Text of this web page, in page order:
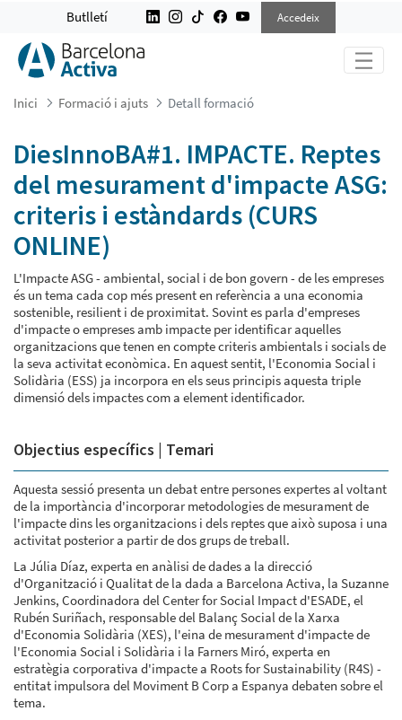
DIESINNOBA#1. IMPACTE. REPTES
Butlletí Accedeix
Inici Formació i ajuts Detall formació
DiesInnoBA#1. IMPACTE. Reptes
del mesurament d'impacte ASG:
criteris i estàndards (CURS
ONLINE)
L'Impacte ASG - ambiental, social i de bon govern - de les empreses
és un tema cada cop més present en referència a una economia
sostenible, resilient i de proximitat. Sovint es parla d'empreses
d'impacte o empreses amb impacte per identificar aquelles
organitzacions que tenen en compte criteris ambientals i socials de
la seva activitat econòmica. En aquest sentit, l'Economia Social i
Solidària (ESS) ja incorpora en els seus principis aquesta triple
dimensió dels impactes com a element identificador.
Objectius específics | Temari
Aquesta sessió presenta un debat entre persones expertes al voltant
de la importància d'incorporar metodologies de mesurament de
l'impacte dins les organitzacions i dels reptes que això suposa i una
activitat posterior a partir de dos grups de treball.
La Júlia Díaz, experta en anàlisi de dades a la direcció
d'Organització i Qualitat de la dada a Barcelona Activa, la Suzanne
Jenkins, Coordinadora del Center for Social Impact d'ESADE, el
Rubén Suriñach, responsable del Balanç Social de la Xarxa
d'Economia Solidària (XES), l'eina de mesurament d'impacte de
l'Economia Social i Solidària i la Farners Miró, experta en
estratègia corporativa d'impacte a Roots for Sustainability (R4S) -
entitat impulsora del Moviment B Corp a Espanya debaten sobre el
tema.